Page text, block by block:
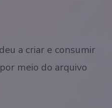
a criar e consumir
meio do arquivo